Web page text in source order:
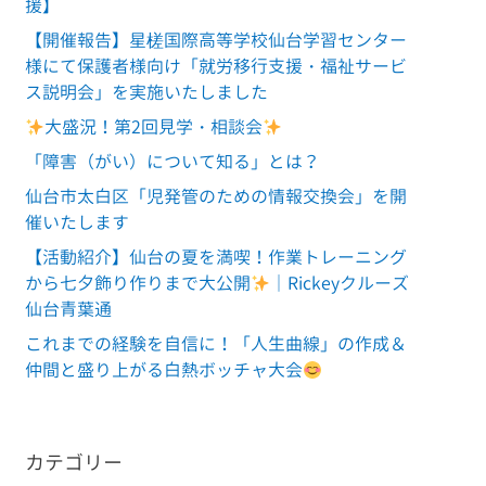
援】
【開催報告】星槎国際高等学校仙台学習センター
様にて保護者様向け「就労移行支援・福祉サービ
ス説明会」を実施いたしました
大盛況！第2回見学・相談会
「障害（がい）について知る」とは？
仙台市太白区「児発管のための情報交換会」を開
催いたします
【活動紹介】仙台の夏を満喫！作業トレーニング
から七夕飾り作りまで大公開
｜Rickeyクルーズ
仙台青葉通
これまでの経験を自信に！「人生曲線」の作成＆
仲間と盛り上がる白熱ボッチャ大会
カテゴリー